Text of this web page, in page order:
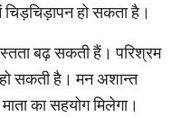
चिड़चिड़ापन हो सकता है।
बढ़ सकती हैं। परिश्रम
सकती है। मन अशान्त
का सहयोग म‍िलेगा।